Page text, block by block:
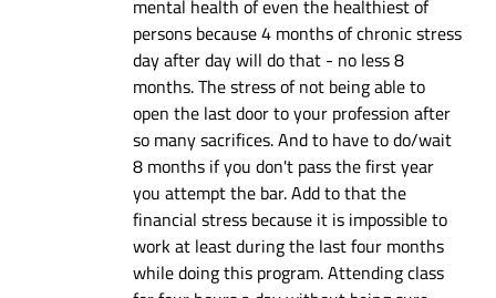
mental health of even the healthiest of
persons because 4 months of chronic stress
day after day will do that - no less 8
months. The stress of not being able to
open the last door to your profession after
so many sacrifices. And to have to do/wait
8 months if you don't pass the first year
you attempt the bar. Add to that the
financial stress because it is impossible to
work at least during the last four months
while doing this program. Attending class